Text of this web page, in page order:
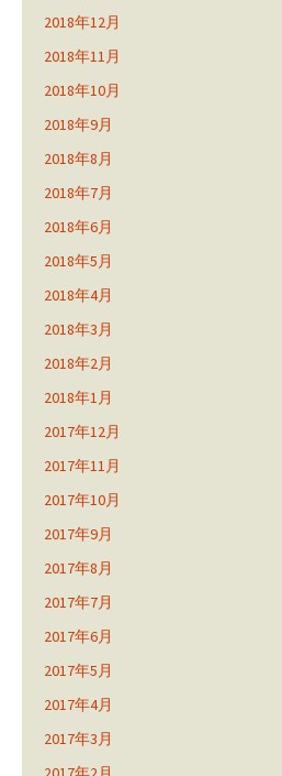
2018年12月
2018年11月
2018年10月
2018年9月
2018年8月
2018年7月
2018年6月
2018年5月
2018年4月
2018年3月
2018年2月
2018年1月
2017年12月
2017年11月
2017年10月
2017年9月
2017年8月
2017年7月
2017年6月
2017年5月
2017年4月
2017年3月